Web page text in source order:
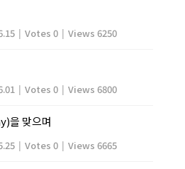
| Votes 0 | Views 6250
| Votes 0 | Views 6800
을 맞으며
| Votes 0 | Views 6665